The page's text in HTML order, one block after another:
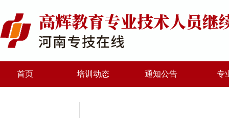
首页 培训动态 通知公告 专